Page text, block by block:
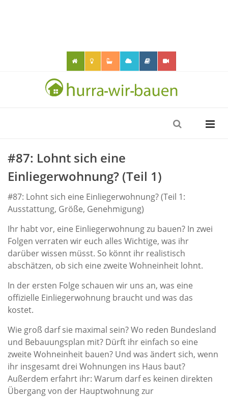
#87: Lohnt sich eine
Einliegerwohnung? (Teil 1)
#87: Lohnt sich eine Einliegerwohnung? (Teil 1:
Ausstattung, Größe, Genehmigung)
Ihr habt vor, eine Einliegerwohnung zu bauen? In zwei
Folgen verraten wir euch alles Wichtige, was ihr
darüber wissen müsst. So könnt ihr realistisch
abschätzen, ob sich eine zweite Wohneinheit lohnt.
In der ersten Folge schauen wir uns an, was eine
offizielle Einliegerwohnung braucht und was das
kostet.
Wie groß darf sie maximal sein? Wo reden Bundesland
und Bebauungsplan mit? Dürft ihr einfach so eine
zweite Wohneinheit bauen? Und was ändert sich, wenn
ihr insgesamt drei Wohnungen ins Haus baut?
Außerdem erfahrt ihr: Warum darf es keinen direkten
Übergang von der Hauptwohnung zur